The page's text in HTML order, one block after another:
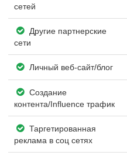
сетей
Другие партнерские
сети
Личный веб-сайт/блог
Создание
контента/Influence трафик
Таргетированная
реклама в соц сетях